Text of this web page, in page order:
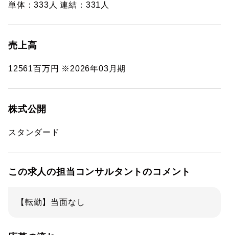
単体：333人 連結：331人
売上高
12561百万円 ※2026年03月期
株式公開
スタンダード
この求人の担当コンサルタントのコメント
【転勤】当面なし